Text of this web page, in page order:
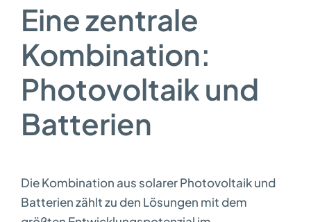
Eine zentrale
Kombination:
Photovoltaik und
Batterien
Die Kombination aus solarer Photovoltaik und
Batterien zählt zu den Lösungen mit dem